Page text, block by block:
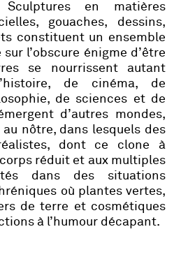
en matières
gouaches, dessins,
constituent un ensemble
l’obscure énigme d’être
se nourrissent autant
de cinéma, de
de sciences et de
d’autres mondes,
nôtre, dans lesquels des
dont ce clone à
réduit et aux multiples
dans des situations
où plantes vertes,
de terre et cosmétiques
à l’humour décapant.